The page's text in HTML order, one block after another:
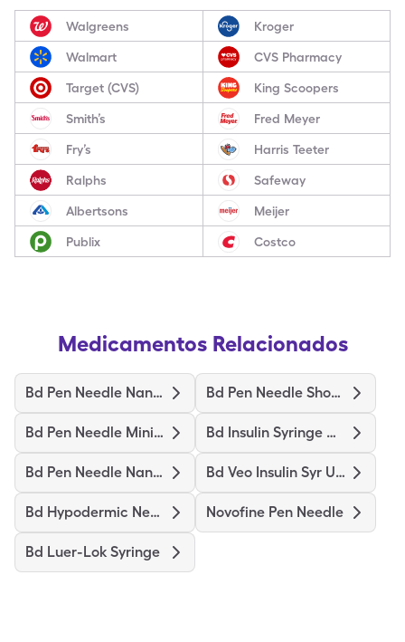
Walgreens Kroger
Walmart CVS Pharmacy
Target (CVS) King Scoopers
Smith’s Fred Meyer
Fry’s Harris Teeter
Ralphs Safeway
Albertsons Meijer
Publix Costco
Medicamentos Relacionados
Bd Pen Needle Nano 2Nd Gen Bd Pen Needle Short Ultrafine
Bd Pen Needle Mini Ultrafine Bd Insulin Syringe Ultrafine
Bd Pen Needle Nano Ultrafine Bd Veo Insulin Syr Ultrafine
Bd Hypodermic Needle Novofine Pen Needle
Bd Luer-Lok Syringe